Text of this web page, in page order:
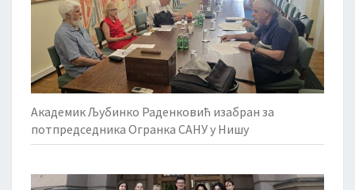
Академик Љубинко Раденковић изабран за
потпредседника Огранка САНУ у Нишу